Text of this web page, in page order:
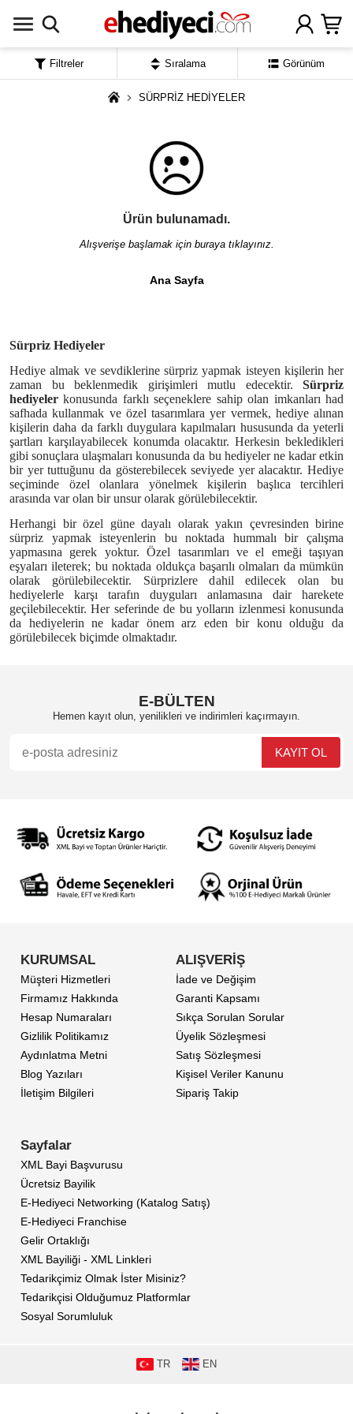
SÜRPRİZ HEDİYELER
Ürün bulunamadı.
Alışverişe başlamak için buraya tıklayınız.
Ana Sayfa
Sürpriz Hediyeler
Hediye almak ve sevdiklerine sürpriz yapmak isteyen kişilerin her
zaman bu beklenmedik girişimleri mutlu edecektir. Sürpriz
hediyelerkonusunda farklı seçeneklere sahip olan imkanları had
safhada kullanmak ve özel tasarımlara yer vermek, hediye alınan
kişilerin daha da farklı duygulara kapılmaları hususunda da yeterli
şartları karşılayabilecek konumda olacaktır. Herkesin bekledikleri
gibi sonuçlara ulaşmaları konusunda da bu hediyeler ne kadar etkin
bir yer tuttuğunu da gösterebilecek seviyede yer alacaktır. Hediye
seçiminde özel olanlara yönelmek kişilerin başlıca tercihleri
arasında var olan bir unsur olarak görülebilecektir.
Herhangi bir özel güne dayalı olarak yakın çevresinden birine
sürpriz yapmak isteyenlerin bu noktada hummalı bir çalışma
yapmasına gerek yoktur. Özel tasarımları ve el emeği taşıyan
eşyaları ileterek; bu noktada oldukça başarılı olmaları da mümkün
olarak görülebilecektir. Sürprizlere dahil edilecek olan bu
hediyelerle karşı tarafın duyguları anlamasına dair harekete
geçilebilecektir. Her seferinde de bu yolların izlenmesi konusunda
da hediyelerin ne kadar önem arz eden bir konu olduğu da
görülebilecek biçimde olmaktadır.
E-BÜLTEN
Hemen kayıt olun, yenilikleri ve indirimleri kaçırmayın.
KURUMSAL
Müşteri Hizmetleri
Firmamız Hakkında
Hesap Numaraları
Gizlilik Politikamız
Aydınlatma Metni
Blog Yazıları
İletişim Bilgileri
ALIŞVERİŞ
İade ve Değişim
Garanti Kapsamı
Sıkça Sorulan Sorular
Üyelik Sözleşmesi
Satış Sözleşmesi
Kişisel Veriler Kanunu
Sipariş Takip
Sayfalar
XML Bayi Başvurusu
Ücretsiz Bayilik
E-Hediyeci Networking (Katalog Satış)
E-Hediyeci Franchise
Gelir Ortaklığı
XML Bayiliği - XML Linkleri
Tedarikçimiz Olmak İster Misiniz?
Tedarikçisi Olduğumuz Platformlar
Sosyal Sorumluluk
TR EN
Filtreler Sıralama Görünüm